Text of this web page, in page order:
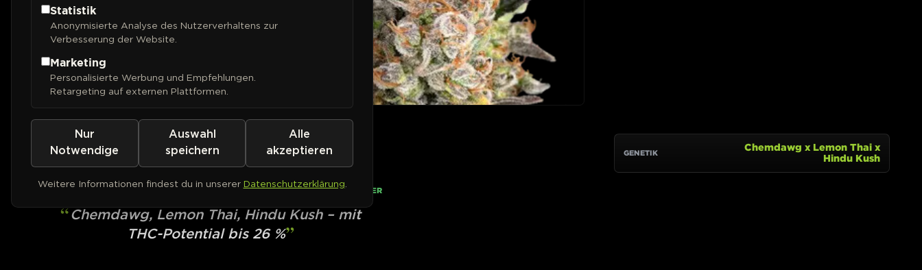
BARNEYS FARM
OG Kush
• AUF LAGER
Chemdawg, Lemon Thai, Hindu Kush – mit
THC-Potential bis 26 %
Statistik
Anonymisierte Analyse des Nutzerverhaltens zur
Verbesserung der Website.
Marketing
Personalisierte Werbung und Empfehlungen.
Retargeting auf externen Plattformen.
Nur
Notwendige
Auswahl
speichern
Alle
akzeptieren
Weitere Informationen findest du in unserer Datenschutzerklärung